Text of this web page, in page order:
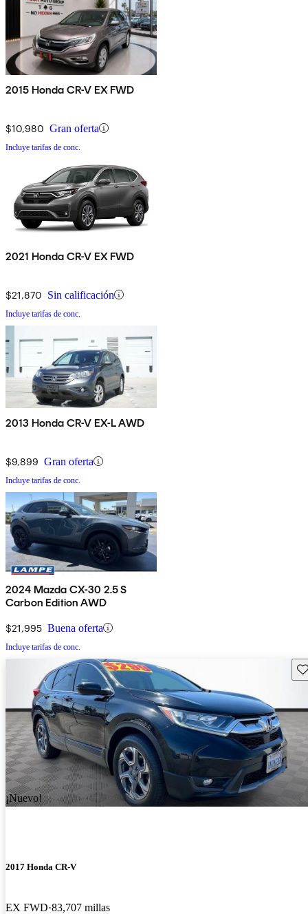
2015 Honda CR-V EX FWD
$10,980 Gran oferta
Incluye tarifas de conc.
2021 Honda CR-V EX FWD
$21,870 Sin calificación
Incluye tarifas de conc.
2013 Honda CR-V EX-L AWD
$9,899 Gran oferta
Incluye tarifas de conc.
2024 Mazda CX-30 2.5 S
Carbon Edition AWD
$21,995 Buena oferta
Incluye tarifas de conc.
¡Nuevo!
2017 Honda CR-V
EX FWD 83,707 millas